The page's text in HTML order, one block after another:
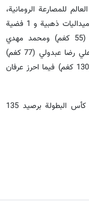
للمصارعة الرومانية،
والتي اقيمت في مدينة بونتي فيدرا بإسبانيا بحصدها 4 ميداليات ذهبية و 1 فضية
و 1 برونزية. ونال الذهبية كل من علي احمدي وفا (55 كغم) ومحمد مهدي
غلامبور (60 كغم) وأحمد رضا محسن نجاد (67 كغم) وعلي رضا عبدولي (77 كغم)
وحصل أبو الفضل فتحي تزنجي على الميدالية الفضية (130 كغم) فيما احرز عرفان
وفي تصنيف الفرق حل منتخب إيران في الصدارة ونال كأس البطولة برصيد 135